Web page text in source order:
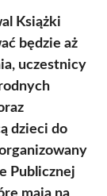
Książki
będzie aż
uczestnicy
dzieci do
Publicznej